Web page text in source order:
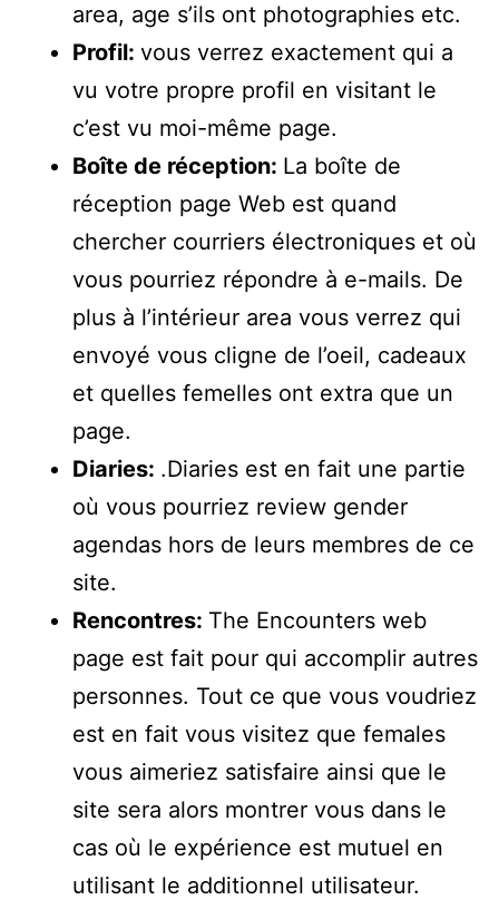
area, age s’ils ont photographies etc.
Profil: vous verrez exactement qui a
vu votre propre profil en visitant le
c’est vu moi-même page.
Boîte de réception: La boîte de
réception page Web est quand
chercher courriers électroniques et où
vous pourriez répondre à e-mails. De
plus à l’intérieur area vous verrez qui
envoyé vous cligne de l’oeil, cadeaux
et quelles femelles ont extra que un
page.
Diaries: .Diaries est en fait une partie
où vous pourriez review gender
agendas hors de leurs membres de ce
site.
Rencontres: The Encounters web
page est fait pour qui accomplir autres
personnes. Tout ce que vous voudriez
est en fait vous visitez que females
vous aimeriez satisfaire ainsi que le
site sera alors montrer vous dans le
cas où le expérience est mutuel en
utilisant le additionnel utilisateur.